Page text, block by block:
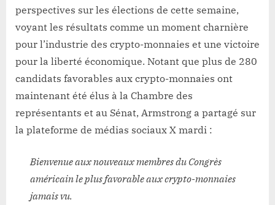
perspectives sur les élections de cette semaine,
voyant les résultats comme un moment charnière
pour l’industrie des crypto-monnaies et une victoire
pour la liberté économique. Notant que plus de 280
candidats favorables aux crypto-monnaies ont
maintenant été élus à la Chambre des
représentants et au Sénat, Armstrong a partagé sur
la plateforme de médias sociaux X mardi :
Bienvenue aux nouveaux membres du Congrès
américain le plus favorable aux crypto-monnaies
jamais vu.